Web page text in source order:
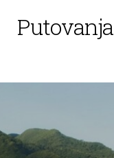
Putovanja